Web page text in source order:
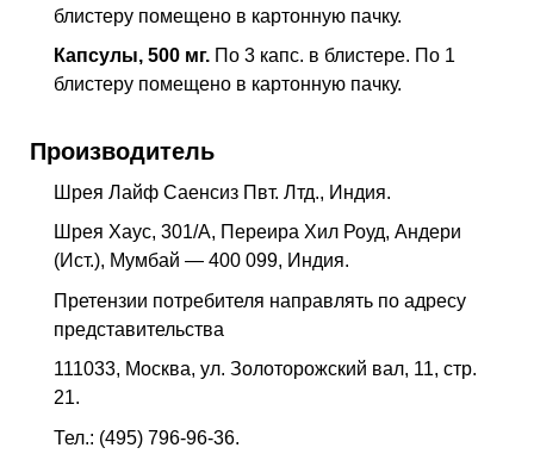
блистеру помещено в картонную пачку.
Капсулы, 500 мг. По 3 капс. в блистере. По 1
блистеру помещено в картонную пачку.
Производитель
Шрея Лайф Саенсиз Пвт. Лтд., Индия.
Шрея Хаус, 301/А, Переира Хил Роуд, Андери
(Ист.), Мумбай — 400 099, Индия.
Претензии потребителя направлять по адресу
представительства
111033, Москва, ул. Золоторожский вал, 11, стр.
21.
Тел.: (495) 796-96-36.